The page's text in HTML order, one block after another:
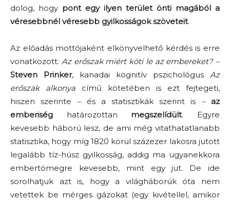
dolog, hogy pont egy ilyen terület önti magából a
véresebbnél véresebb gyilkosságok szöveteit.
Az előadás mottójaként elkönyvelhető kérdés is erre
vonatkozott: Az erőszak miért köti le az embereket? –
Steven Prinker, kanadai kognitív pszichológus Az
erőszak alkonya című kötetében is ezt fejtegeti,
hiszen szerinte –és a statisztikák szerint is –
az
emberiség határozottan megszelídült. Egyre
kevesebb háború lesz, de ami még vitathatatlanabb
statisztika, hogy míg 1820 körül százezer lakosra jutott
legalább tíz-húsz gyilkosság, addig ma ugyanekkora
embertömegre kevesebb, mint egy jut. De ide
sorolhatjuk azt is, hogy a világháborúk óta nem
vetettek be mérges gázokat (egy kivétellel, amikor